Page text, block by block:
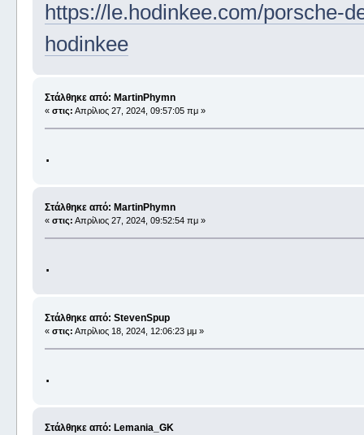
https://le.hodinkee.com/porsche-
hodinkee
Στάλθηκε από: MartinPhymn
« στις: Απρίλιος 27, 2024, 09:57:05 πμ »
.
Στάλθηκε από: MartinPhymn
« στις: Απρίλιος 27, 2024, 09:52:54 πμ »
.
Στάλθηκε από: StevenSpup
« στις: Απρίλιος 18, 2024, 12:06:23 μμ »
.
Στάλθηκε από: Lemania_GK